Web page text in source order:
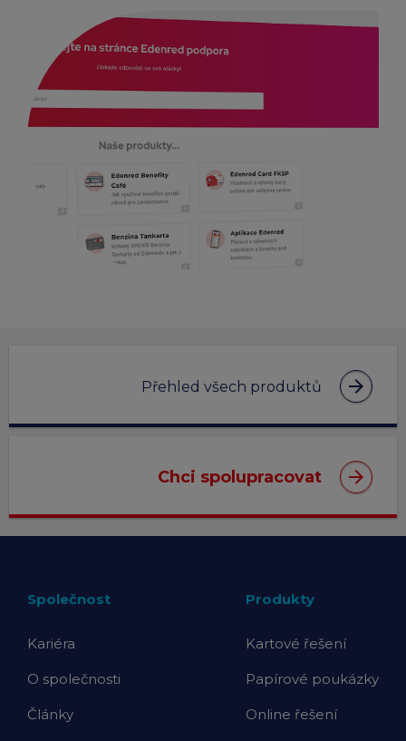
Přehled všech produktů arrow_forward
Chci spolupracovat arrow_forward
Společnost
Kariéra
O společnosti
Články
Produkty
Kartové řešení
Papírové poukázky
Online řešení